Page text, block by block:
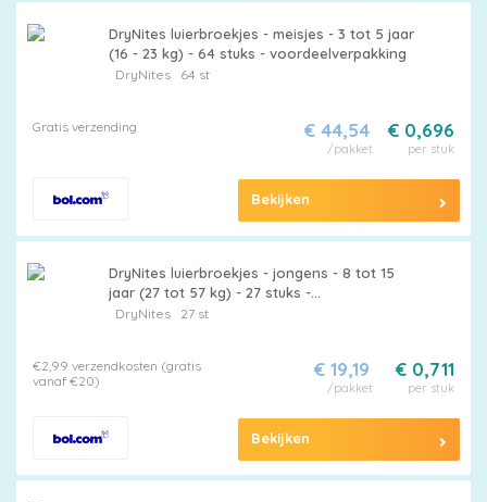
DryNites luierbroekjes - meisjes - 3 tot 5 jaar
(16 - 23 kg) - 64 stuks - voordeelverpakking
DryNites64 st
Gratis verzending € 0,696
per stuk
€ 44,54
/pakket
Bekijken
DryNites luierbroekjes - jongens - 8 tot 15
jaar (27 tot 57 kg) - 27 stuks -
voordeelverpakking
DryNites27 st
€2,99 verzendkosten (gratis
vanaf €20)
€ 0,711
per stuk
€ 19,19
/pakket
Bekijken